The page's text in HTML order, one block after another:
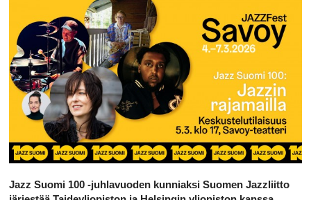
Jazz Suomi 100 -juhlavuoden kunniaksi Suomen Jazzliitto